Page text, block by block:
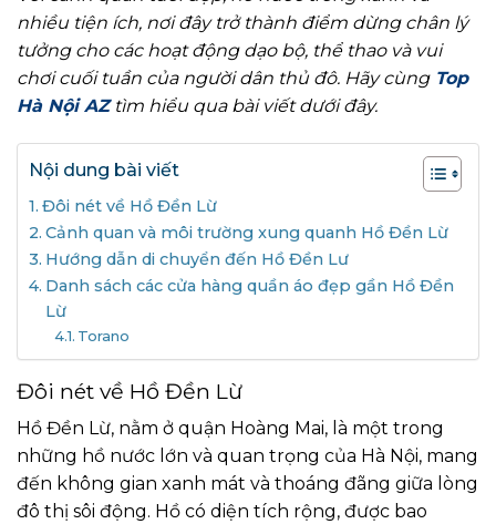
nhiều tiện ích, nơi đây trở thành điểm dừng chân lý
tưởng cho các hoạt động dạo bộ, thể thao và vui
chơi cuối tuần của người dân thủ đô. Hãy cùng Top
Hà Nội AZtìm hiểu qua bài viết dưới đây.
Nội dung bài viết
Đôi nét về Hồ Đền Lừ
Cảnh quan và môi trường xung quanh Hồ Đền Lừ
Hướng dẫn di chuyển đến Hồ Đền Lư
Danh sách các cửa hàng quần áo đẹp gần Hồ Đền
Lừ
Torano
Đôi nét về Hồ Đền Lừ
Hồ Đền Lừ, nằm ở quận Hoàng Mai, là một trong
những hồ nước lớn và quan trọng của Hà Nội, mang
đến không gian xanh mát và thoáng đãng giữa lòng
đô thị sôi động. Hồ có diện tích rộng, được bao